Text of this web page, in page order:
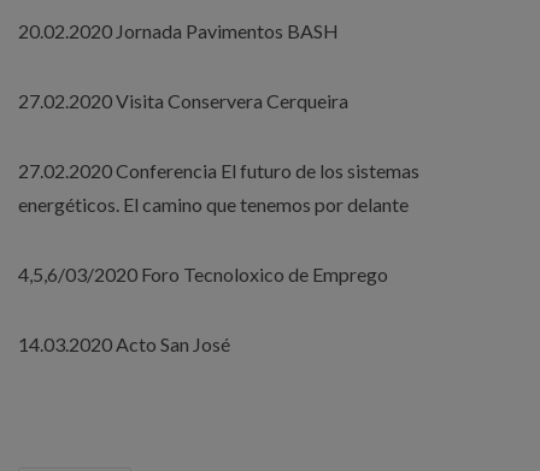
20.02.2020 Jornada Pavimentos BASH
27.02.2020 Visita Conservera Cerqueira
27.02.2020 Conferencia El futuro de los sistemas
energéticos. El camino que tenemos por delante
4,5,6/03/2020 Foro Tecnoloxico de Emprego
14.03.2020 Acto San José